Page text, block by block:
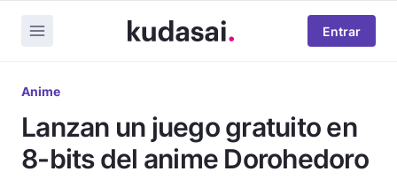
Entrar
Anime
Lanzan un juego gratuito en
8-bits del anime Dorohedoro